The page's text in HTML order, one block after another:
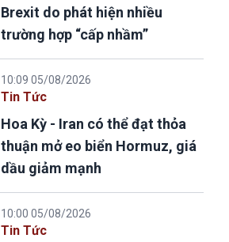
Brexit do phát hiện nhiều
trường hợp “cấp nhầm”
10:09 05/08/2026
Tin Tức
Hoa Kỳ - Iran có thể đạt thỏa
thuận mở eo biển Hormuz, giá
dầu giảm mạnh
10:00 05/08/2026
Tin Tức